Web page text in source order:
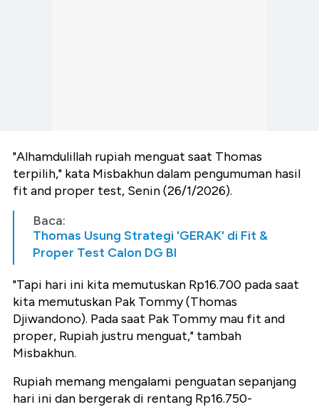
"Alhamdulillah rupiah menguat saat Thomas
terpilih," kata Misbakhun dalam pengumuman hasil
fit and proper test, Senin (26/1/2026).
Baca:
Thomas Usung Strategi 'GERAK' di Fit &
Proper Test Calon DG BI
"Tapi hari ini kita memutuskan Rp16.700 pada saat
kita memutuskan Pak Tommy (Thomas
Djiwandono). Pada saat Pak Tommy mau fit and
proper, Rupiah justru menguat," tambah
Misbakhun.
Rupiah memang mengalami penguatan sepanjang
hari ini dan bergerak di rentang Rp16.750-